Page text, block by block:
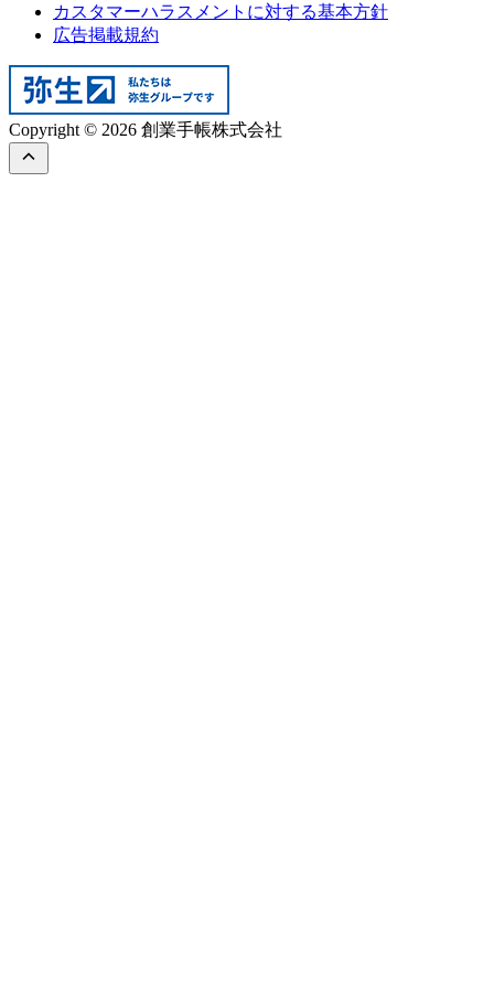
カスタマーハラスメントに対する基本方針
広告掲載規約
Copyright © 2026 創業手帳株式会社